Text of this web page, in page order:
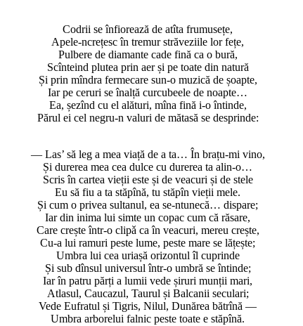
Codrii se înfiorează de atîta frumusețe,
Apele-ncrețesc în tremur străveziile lor fețe,
Pulbere de diamante cade fină ca o bură,
Scînteind plutea prin aer și pe toate din natură
Și prin mîndra fermecare sun-o muzică de șoapte,
Iar pe ceruri se înalță curcubeele de noapte…
Ea, șezînd cu el alături, mîna fină i-o întinde,
Părul ei cel negru-n valuri de mătasă se desprinde:
— Las’ să leg a mea viață de a ta… În brațu-mi vino,
Și durerea mea cea dulce cu durerea ta alin-o…
Scris în cartea vieții este și de veacuri și de stele
Eu să fiu a ta stăpînă, tu stăpîn vieții mele.
Și cum o privea sultanul, ea se-ntunecă… dispare;
Iar din inima lui simte un copac cum că răsare,
Care crește într-o clipǎ ca în veacuri, mereu crește,
Cu-a lui ramuri peste lume, peste mare se lățește;
Umbra lui cea uriașă orizontul îl cuprinde
Și sub dînsul universul într-o umbră se întinde;
Iar în patru părți a lumii vede șiruri munții mari,
Atlasul, Caucazul, Taurul și Balcanii seculari;
Vede Eufratul și Tigris, Nilul, Dunărea bătrînă —
Umbra arborelui falnic peste toate e stăpînă.